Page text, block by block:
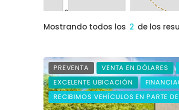
Mostrando todos los 2 de los
PREVENTA VENTA EN DÓLARES
EXCELENTE UBICACIÓN
RECIBIMOS VEHÍCULOS EN PARTE